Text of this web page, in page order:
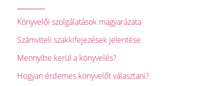
Könyvelői szolgálatások magyarázata
Számviteli szakkifejezések jelentése
Mennyibe kerül a könyvelés?
Hogyan érdemes könyvelőt választani?